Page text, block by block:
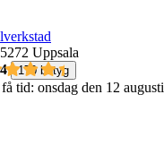
Uppsala
170 betyg
tid: onsdag den 12 augusti